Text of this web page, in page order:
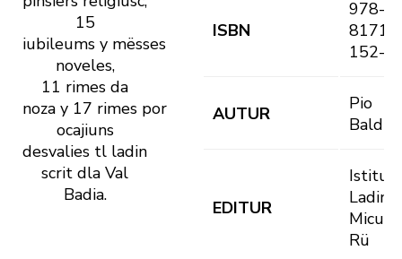
15
iubileums y mësses
noveles,
11 rimes da
noza y 17 rimes por
ocajiuns
desvalies tl ladin
scrit dla Val
Badia.
ISBN
978-
8171-
152-9
AUTUR
Pio
EDITUR
Istitut
Ladin
Rü